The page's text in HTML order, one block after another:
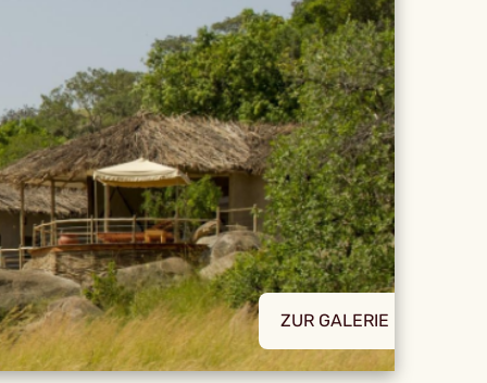
ZUR GALERIE